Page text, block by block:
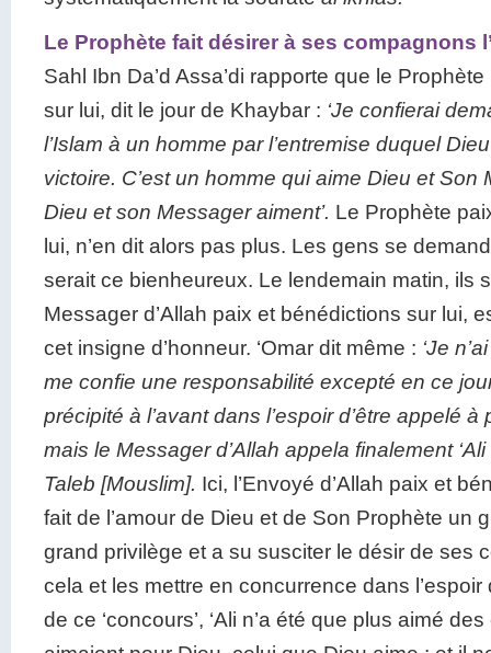
Le Prophète fait désirer à ses compagnons
Sahl Ibn Da’d Assa’di rapporte que le
sur lui, dit le jour de Khaybar : ‘Je confierai
l’Islam à un homme par l’entremise duquel
victoire. C’est un homme qui aime Dieu et Son
Dieu et son Messager aiment’. Le Prophète
lui, n’en dit alors pas plus. Les gens se
serait ce bienheureux. Le lendemain matin, ils
Messager d’Allah paix et bénédictions sur lui,
cet insigne d’honneur. ‘Omar dit même : ‘Je
me confie une responsabilité excepté en ce
précipité à l’avant dans l’espoir d’être appelé à
mais le Messager d’Allah appela finalement
Taleb [Mouslim]. Ici, l’Envoyé d’Allah paix et
fait de l’amour de Dieu et de Son Prophète un
grand privilège et a su susciter le désir de ses
cela et les mettre en concurrence dans l’espoir
de ce ‘concours’, ‘Ali n’a été que plus aimé